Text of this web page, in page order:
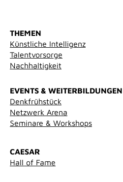
THEMEN
Künstliche Intelligenz
Talentvorsorge
Nachhaltigkeit
EVENTS & WEITERBILDUNGEN
Denkfrühstück
Netzwerk Arena
Seminare & Workshops
CAESAR
Hall of Fame